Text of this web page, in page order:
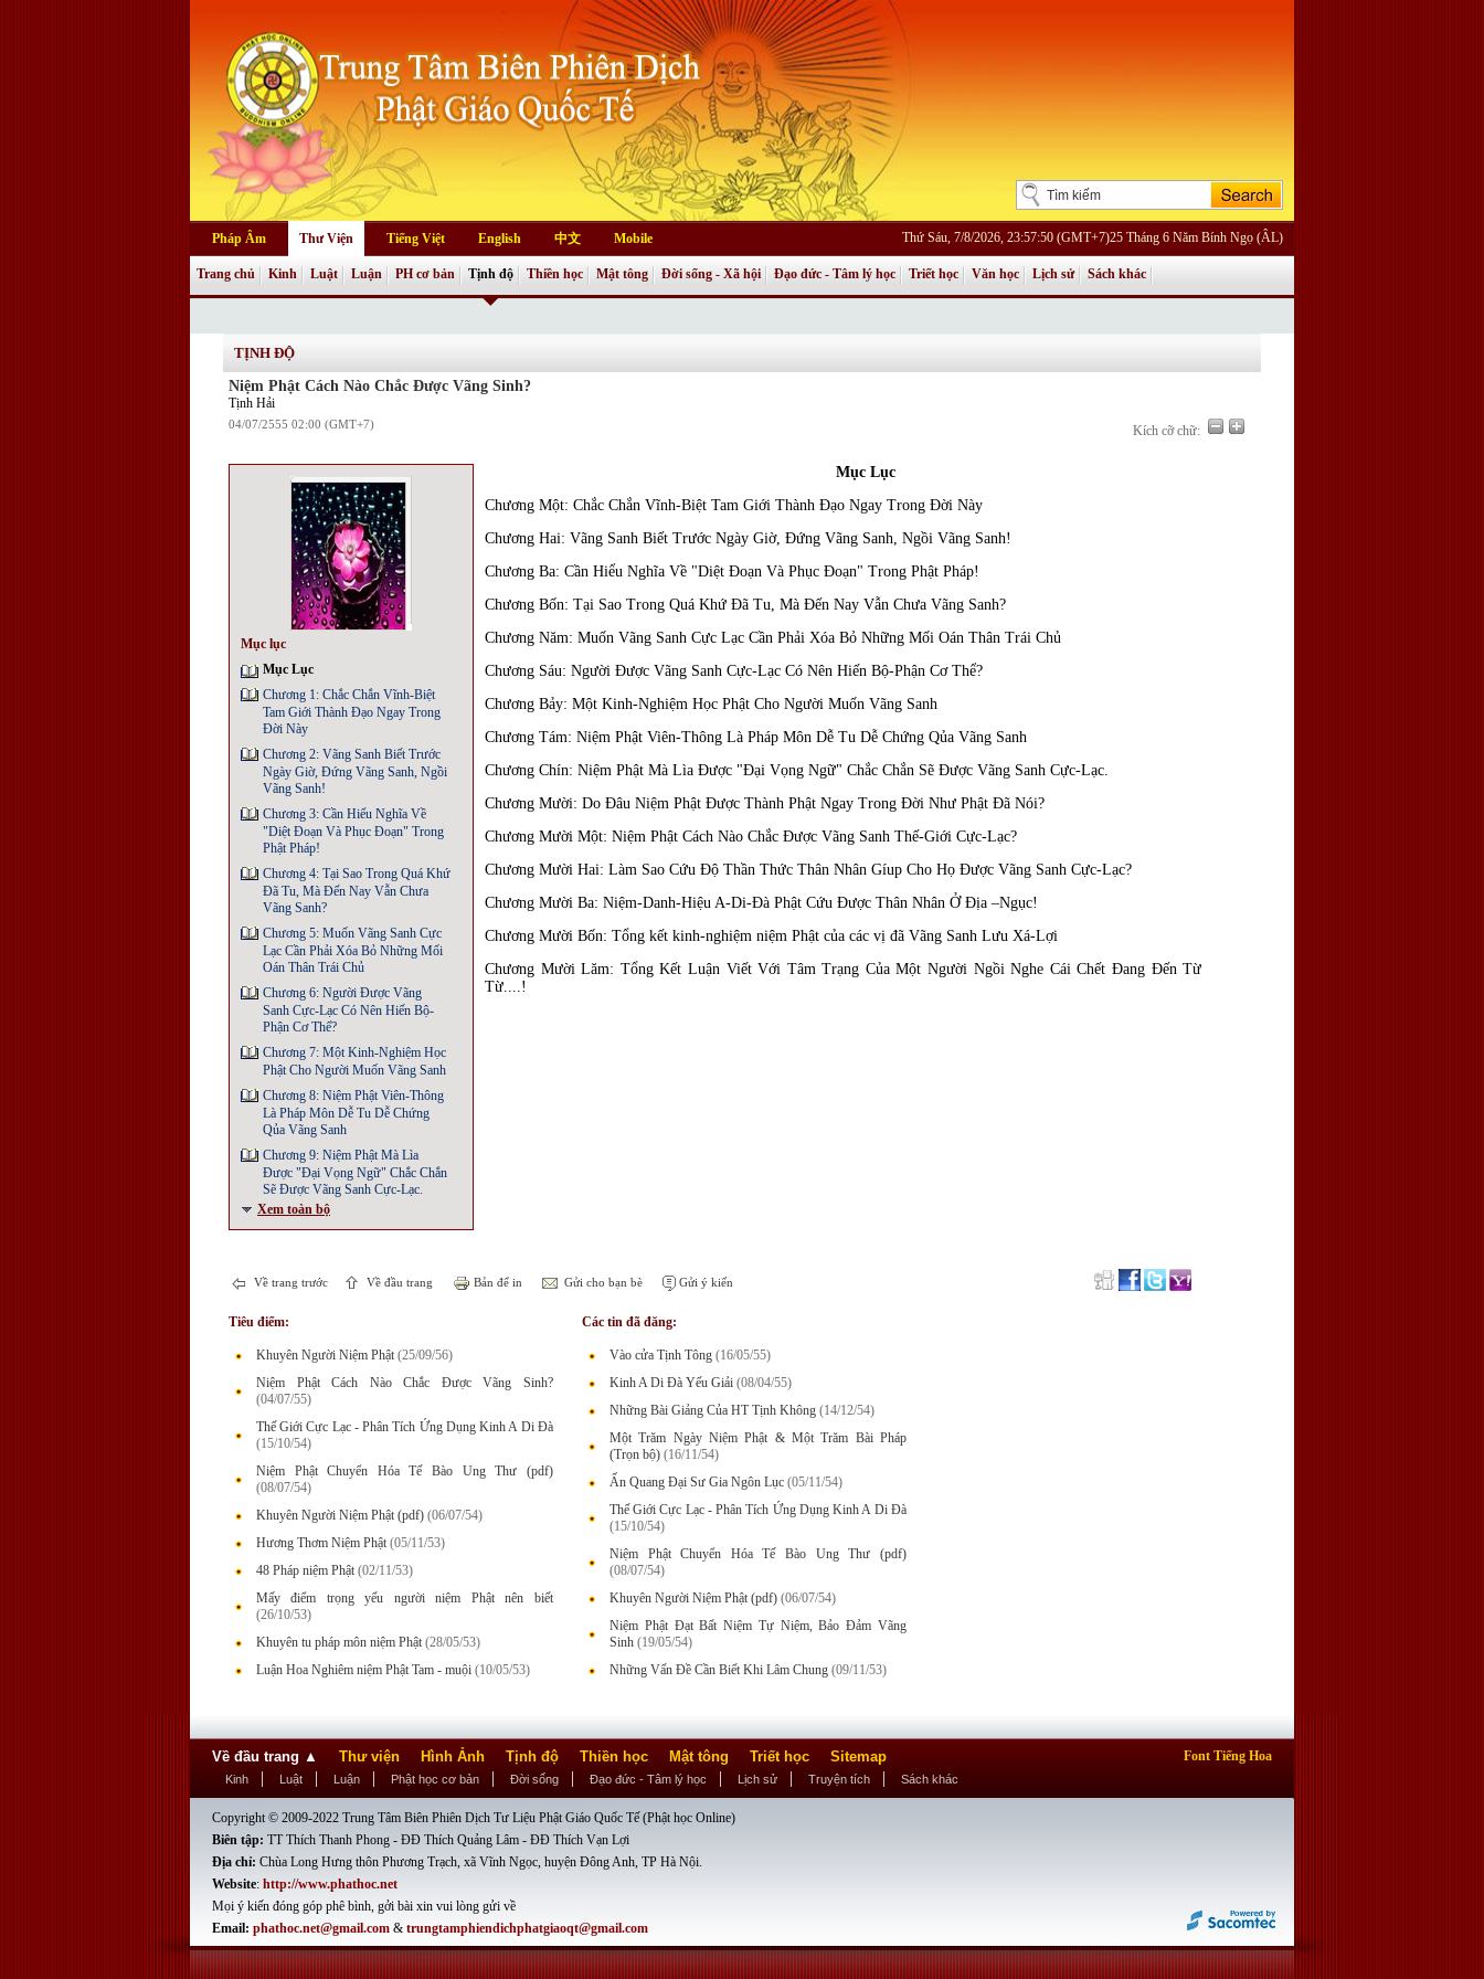
Pháp Âm Thư Viện Tiếng Việt English 中文 Mobile Thứ Sáu, 7/8/2026, 23:57:50 (GMT+7)25 Tháng 6 Năm Bính Ngọ (ÂL)
Trang chủ Kinh Luật Luận PH cơ bản Tịnh độ Thiền học Mật tông Đời sống - Xã hội Đạo đức - Tâm lý học Triết học Văn học Lịch sử Sách khác
TỊNH ĐỘ
Niệm Phật Cách Nào Chắc Được Vãng Sinh?
Tịnh Hải
04/07/2555 02:00 (GMT+7) Kích cỡ chữ:
Mục lục
Mục Lục
Chương 1: Chắc Chắn Vĩnh-Biệt
Tam Giới Thành Đạo Ngay Trong
Đời Này
Chương 2: Vãng Sanh Biết Trước
Ngày Giờ, Đứng Vãng Sanh, Ngồi
Vãng Sanh!
Chương 3: Cần Hiểu Nghĩa Về
"Diệt Đoạn Và Phục Đoạn" Trong
Phật Pháp!
Chương 4: Tại Sao Trong Quá Khứ
Đã Tu, Mà Đến Nay Vẫn Chưa
Vãng Sanh?
Chương 5: Muốn Vãng Sanh Cực
Lạc Cần Phải Xóa Bỏ Những Mối
Oán Thân Trái Chủ
Chương 6: Người Được Vãng
Sanh Cực-Lạc Có Nên Hiến Bộ-
Phận Cơ Thể?
Chương 7: Một Kinh-Nghiệm Học
Phật Cho Người Muốn Vãng Sanh
Chương 8: Niệm Phật Viên-Thông
Là Pháp Môn Dễ Tu Dễ Chứng
Qủa Vãng Sanh
Chương 9: Niệm Phật Mà Lìa
Được "Đại Vọng Ngữ" Chắc Chắn
Sẽ Được Vãng Sanh Cực-Lạc.
Xem toàn bộ
Mục Lục
Chương Một: Chắc Chắn Vĩnh-Biệt Tam Giới Thành Đạo Ngay Trong Đời Này
Chương Hai: Vãng Sanh Biết Trước Ngày Giờ, Đứng Vãng Sanh, Ngồi Vãng Sanh!
Chương Ba: Cần Hiểu Nghĩa Về "Diệt Đoạn Và Phục Đoạn" Trong Phật Pháp!
Chương Bốn: Tại Sao Trong Quá Khứ Đã Tu, Mà Đến Nay Vẫn Chưa Vãng Sanh?
Chương Năm: Muốn Vãng Sanh Cực Lạc Cần Phải Xóa Bỏ Những Mối Oán Thân Trái Chủ
Chương Sáu: Người Được Vãng Sanh Cực-Lạc Có Nên Hiến Bộ-Phận Cơ Thể?
Chương Bảy: Một Kinh-Nghiệm Học Phật Cho Người Muốn Vãng Sanh
Chương Tám: Niệm Phật Viên-Thông Là Pháp Môn Dễ Tu Dễ Chứng Qủa Vãng Sanh
Chương Chín: Niệm Phật Mà Lìa Được "Đại Vọng Ngữ" Chắc Chắn Sẽ Được Vãng Sanh Cực-Lạc.
Chương Mười: Do Đâu Niệm Phật Được Thành Phật Ngay Trong Đời Như Phật Đã Nói?
Chương Mười Một: Niệm Phật Cách Nào Chắc Được Vãng Sanh Thế-Giới Cực-Lạc?
Chương Mười Hai: Làm Sao Cứu Độ Thần Thức Thân Nhân Gíup Cho Họ Được Vãng Sanh Cực-Lạc?
Chương Mười Ba: Niệm-Danh-Hiệu A-Di-Đà Phật Cứu Được Thân Nhân Ở Địa –Ngục!
Chương Mười Bốn: Tổng kết kinh-nghiệm niệm Phật của các vị đã Vãng Sanh Lưu Xá-Lợi
Chương Mười Lăm: Tổng Kết Luận Viết Với Tâm Trạng Của Một Người Ngồi Nghe Cái Chết Đang Đến Từ
Từ....!
Về trang trước Về đầu trang Bản để in Gửi cho bạn bè Gửi ý kiến
Tiêu điểm:
Khuyên Người Niệm Phật (25/09/56)
Niệm Phật Cách Nào Chắc Được Vãng Sinh?
(04/07/55)
Thế Giới Cực Lạc - Phân Tích Ứng Dụng Kinh A Di Đà
(15/10/54)
Niệm Phật Chuyển Hóa Tế Bào Ung Thư (pdf)
(08/07/54)
Khuyên Người Niệm Phật (pdf) (06/07/54)
Hương Thơm Niệm Phật (05/11/53)
48 Pháp niệm Phật (02/11/53)
Mấy điểm trọng yếu người niệm Phật nên biết
(26/10/53)
Khuyên tu pháp môn niệm Phật (28/05/53)
Luận Hoa Nghiêm niệm Phật Tam - muội (10/05/53)
Các tin đã đăng:
Vào cửa Tịnh Tông (16/05/55)
Kinh A Di Đà Yếu Giải (08/04/55)
Những Bài Giảng Của HT Tịnh Không (14/12/54)
Một Trăm Ngày Niệm Phật & Một Trăm Bài Pháp
(Trọn bộ) (16/11/54)
Ấn Quang Ðại Sư Gia Ngôn Lục (05/11/54)
Thế Giới Cực Lạc - Phân Tích Ứng Dụng Kinh A Di Đà
(15/10/54)
Niệm Phật Chuyển Hóa Tế Bào Ung Thư (pdf)
(08/07/54)
Khuyên Người Niệm Phật (pdf) (06/07/54)
Niệm Phật Đạt Bất Niệm Tự Niệm, Bảo Đảm Vãng
Sinh (19/05/54)
Những Vấn Đề Cần Biết Khi Lâm Chung (09/11/53)
Về đầu trang ▲ Thư viện Hình Ảnh Tịnh độ Thiền học Mật tông Triết học Sitemap Font Tiếng Hoa
Kinh Luật Luận Phật học cơ bản Đời sống Đạo đức - Tâm lý học Lịch sử Truyện tích Sách khác
Copyright © 2009-2022 Trung Tâm Biên Phiên Dịch Tư Liệu Phật Giáo Quốc Tế (Phật học Online)
Biên tập: TT Thích Thanh Phong - ĐĐ Thích Quảng Lâm - ĐĐ Thích Vạn Lợi
Địa chỉ: Chùa Long Hưng thôn Phương Trạch, xã Vĩnh Ngọc, huyện Đông Anh, TP Hà Nội.
Website: http://www.phathoc.net
Mọi ý kiến đóng góp phê bình, gởi bài xin vui lòng gửi về
Email: phathoc.net@gmail.com & trungtamphiendichphatgiaoqt@gmail.com